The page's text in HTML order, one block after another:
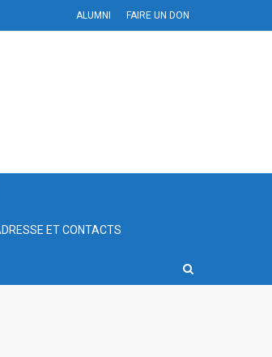
ALUMNI FAIRE UN DON
ET CONTACTS